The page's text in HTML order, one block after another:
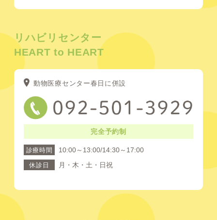
リハビリセンター
HEART to HEART
動物医療センター春日に併設
完全予約制
診療時間 10:00～13:00/14:30～17:00
休診日 月・木・土・日祝